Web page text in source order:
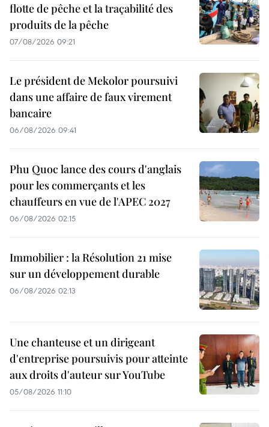
flotte de pêche et la traçabilité des
produits de la pêche
07/08/2026 09:21
Le président de Mekolor poursuivi
dans une affaire de faux virement
bancaire
06/08/2026 09:41
Phu Quoc lance des cours d'anglais
pour les commerçants et les
chauffeurs en vue de l'APEC 2027
06/08/2026 02:15
Immobilier : la Résolution 21 mise
sur un développement durable
06/08/2026 02:13
Une chanteuse et un dirigeant
d'entreprise poursuivis pour atteinte
aux droits d'auteur sur YouTube
05/08/2026 11:10